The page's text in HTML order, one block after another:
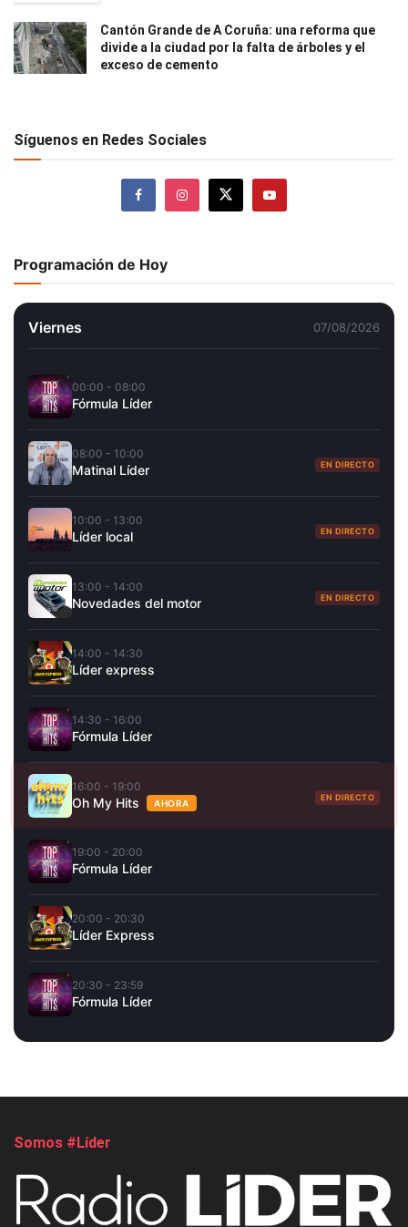
Cantón Grande de A Coruña: una reforma que
divide a la ciudad por la falta de árboles y el
exceso de cemento
Síguenos en Redes Sociales
Programación de Hoy
Viernes 07/08/2026
00:00 - 08:00
Fórmula Líder
08:00 - 10:00
Matinal Líder EN DIRECTO
10:00 - 13:00
Líder local EN DIRECTO
13:00 - 14:00
Novedades del motor EN DIRECTO
14:00 - 14:30
Líder express
14:30 - 16:00
Fórmula Líder
16:00 - 19:00
Oh My Hits AHORA
EN DIRECTO
19:00 - 20:00
Fórmula Líder
20:00 - 20:30
Líder Express
20:30 - 23:59
Fórmula Líder
Somos #Líder